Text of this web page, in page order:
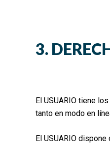
3.
El USUARIO tiene
tanto en modo en
El USUARIO